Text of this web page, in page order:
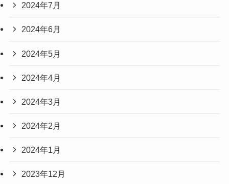
2024年7月
2024年6月
2024年5月
2024年4月
2024年3月
2024年2月
2024年1月
2023年12月